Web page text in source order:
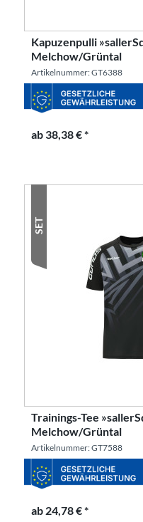
Kapuzenpulli
Melchow/Grüntal
Artikelnummer: GT6388
ab 38,38 € *
SET
Trainings-Tee
Melchow/Grüntal
Artikelnummer: GT7588
ab 24,78 € *